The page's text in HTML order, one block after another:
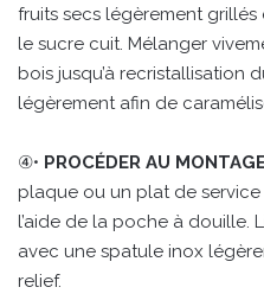
fruits secs légèrement
le sucre cuit. Mélanger
bois jusqu’à recristallisation
légèrement afin de
④• PROCÉDER AU
plaque ou un plat de
l’aide de la poche à douille.
avec une spatule inox
relief.